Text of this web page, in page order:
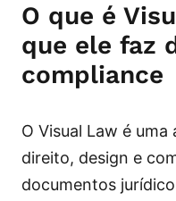
O que é
que ele faz
compliance
O Visual Law é
direito, design e
documentos